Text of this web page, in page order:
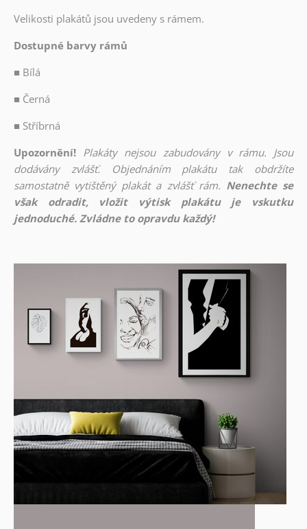
Velikosti plakátů jsou uvedeny s rámem.
Dostupné barvy rámů
■ Bílá
■ Černá
■ Stříbrná
Upozornění! Plakáty nejsou zabudovány v rámu. Jsou
dodávány zvlášť. Objednáním plakátu tak obdržíte
samostatně vytištěný plakát a zvlášť rám. Nenechte se
však odradit, vložit výtisk plakátu je vskutku
jednoduché. Zvládne to opravdu každý!